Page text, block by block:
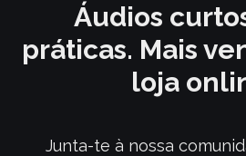
Áudios
práticas. Mais
loja
Junta-te à nossa